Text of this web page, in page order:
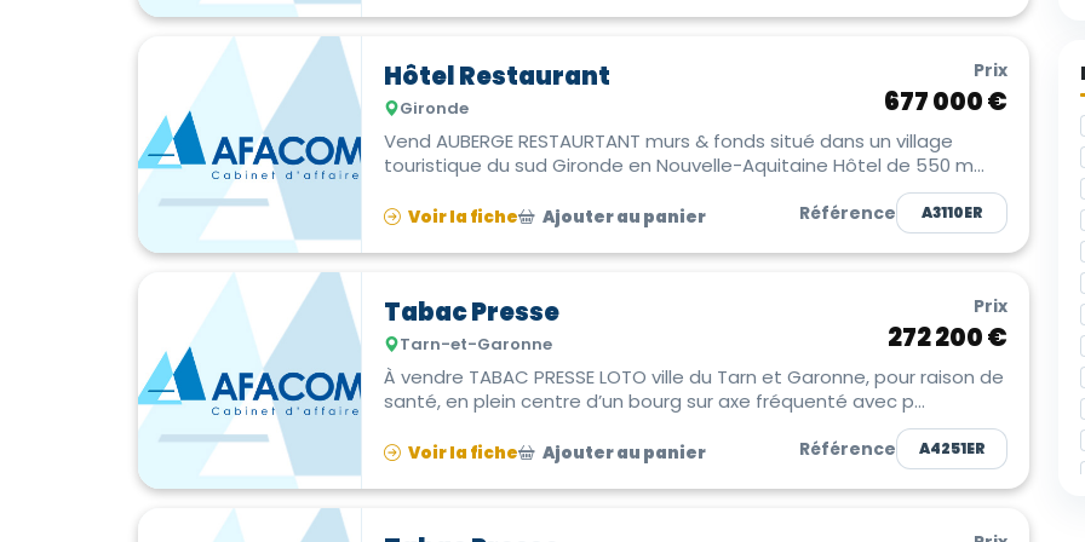
Hôtel Restaurant
Gironde
Prix
677 000 €
Vend AUBERGE RESTAURTANT murs & fonds situé dans un village
touristique du sud Gironde en Nouvelle-Aquitaine Hôtel de 550 m...
Voir la fiche Ajouter au panier Référence A3110ER
Tabac Presse
Tarn-et-Garonne
Prix
272 200 €
À vendre TABAC PRESSE LOTO ville du Tarn et Garonne, pour raison de
santé, en plein centre d’un bourg sur axe fréquenté avec p...
Voir la fiche Ajouter au panier Référence A4251ER